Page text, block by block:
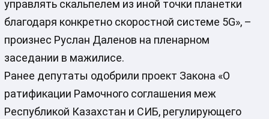
управлять скальпелем из иной точки планетки
благодаря конкретно скоростной системе 5G», –
произнес Руслан Даленов на пленарном
заседании в мажилисе.
Ранее депутаты одобрили проект Закона «О
ратификации Рамочного соглашения меж
Республикой Казахстан и СИБ, регулирующего